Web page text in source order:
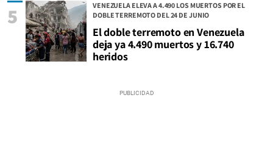
VENEZUELA ELEVA A 4.490 LOS MUERTOS POR EL
DOBLE TERREMOTO DEL 24 DE JUNIO
El doble terremoto en Venezuela
deja ya 4.490 muertos y 16.740
heridos
5